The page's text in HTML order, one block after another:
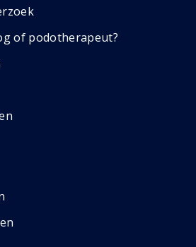
of podotherapeut?